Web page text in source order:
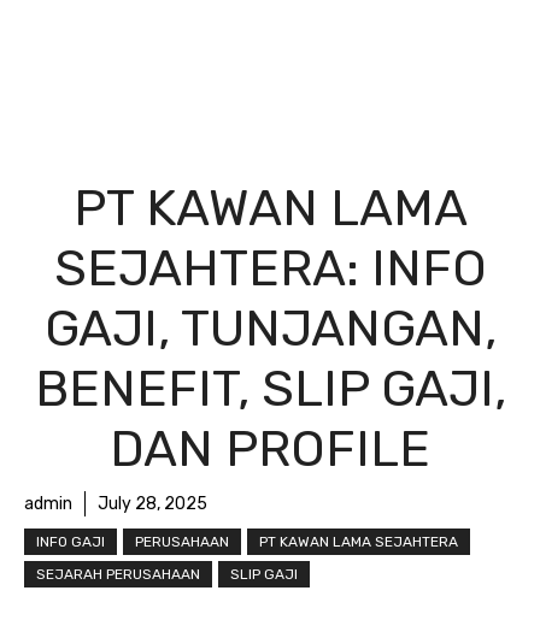
PT KAWAN LAMA
SEJAHTERA: INFO
GAJI, TUNJANGAN,
BENEFIT, SLIP GAJI,
DAN PROFILE
admin July 28, 2025
INFO GAJI PERUSAHAAN
PT KAWAN LAMA SEJAHTERA
SEJARAH PERUSAHAAN
SLIP GAJI